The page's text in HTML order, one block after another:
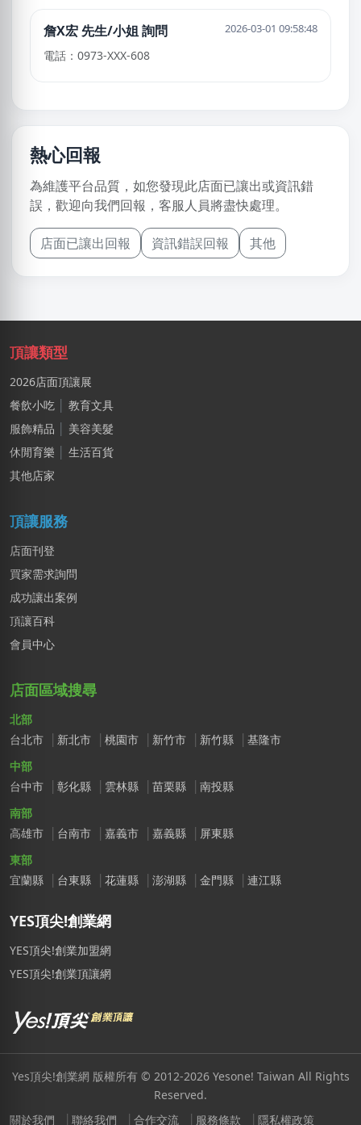
詹X宏 先生/小姐 詢問 2026-03-01 09:58:48
電話：0973-XXX-608
熱心回報
為維護平台品質，如您發現此店面已讓出或資訊錯
誤，歡迎向我們回報，客服人員將盡快處理。
店面已讓出回報 資訊錯誤回報 其他
頂讓類型
2026店面頂讓展
餐飲小吃
教育文具
服飾精品
美容美髮
休閒育樂
生活百貨
其他店家
頂讓服務
店面刊登
買家需求詢問
成功讓出案例
頂讓百科
會員中心
店面區域搜尋
北部
台北市
新北市 桃園市 新竹市 新竹縣
基隆市
中部
台中市
彰化縣 雲林縣 苗栗縣
南投縣
南部
高雄市
台南市 嘉義市 嘉義縣
屏東縣
東部
宜蘭縣
台東縣 花蓮縣 澎湖縣 金門縣 連江縣
YES頂尖!創業網
YES頂尖!創業加盟網
YES頂尖!創業頂讓網
Yes頂尖!創業網 版權所有 © 2012-2026 Yesone! Taiwan All Rights
Reserved.
關於我們
聯絡我們 合作交流 服務條款 隱私權政策